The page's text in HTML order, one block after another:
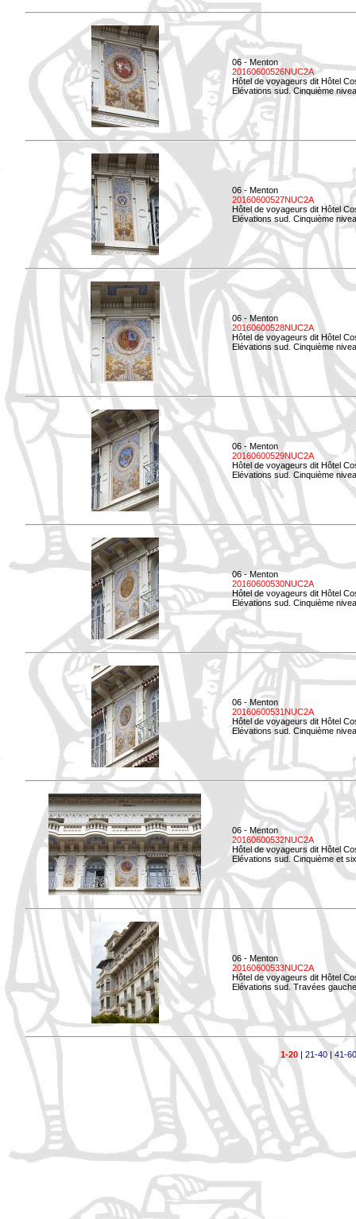
06 - Menton
20160600526NUC2A
Hôtel de voyageurs dit Hôtel
Elévations sud. Cinquième
06 - Menton
20160600527NUC2A
Hôtel de voyageurs dit Hôtel
Elévations sud. Cinquième
06 - Menton
20160600528NUC2A
Hôtel de voyageurs dit Hôtel
Elévations sud. Cinquième
06 - Menton
20160600529NUC2A
Hôtel de voyageurs dit Hôtel
Elévations sud. Cinquième
06 - Menton
20160600530NUC2A
Hôtel de voyageurs dit Hôtel
Elévations sud. Cinquième
06 - Menton
20160600531NUC2A
Hôtel de voyageurs dit Hôtel
Elévations sud. Cinquième
06 - Menton
20160600532NUC2A
Hôtel de voyageurs dit Hôtel
Elévations sud. Cinquième et
06 - Menton
20160600533NUC2A
Hôtel de voyageurs dit Hôtel
Elévations sud. Travées
1-20 | 21-40| 41-60